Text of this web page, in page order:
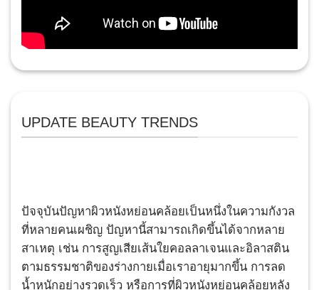
UPDATE BEAUTY TRENDS
ปัจจุบันปัญหาผิวหนังหย่อนคล้อยเป็นหนึ่งในความกังวล
ที่หลายคนเผชิญ ปัญหานี้สามารถเกิดขึ้นได้จากหลาย
สาเหตุ เช่น การสูญเสียเส้นใยคอลลาเจนและอิลาสติน
ตามธรรมชาติของร่างกายเมื่อเราอายุมากขึ้น การลด
น้ำหนักอย่างรวดเร็ว หรือการที่ผิวหนังหย่อนคล้อยหลัง